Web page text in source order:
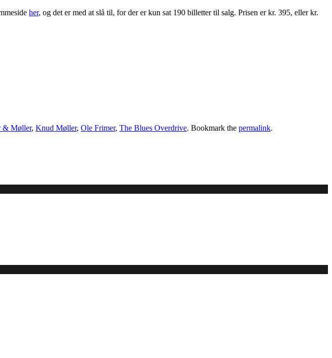
her, og det er med at slå til, for der er kun sat 190 billetter til salg. Prisen er kr. 395, eller kr.
& Møller, Knud Møller, Ole Frimer, The Blues Overdrive. Bookmark the permalink.